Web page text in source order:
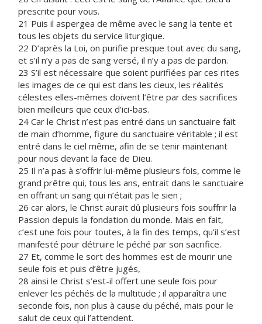
prescrite pour vous.
21 Puis il aspergea de même avec le sang la tente et
tous les objets du service liturgique.
22 D’après la Loi, on purifie presque tout avec du sang,
et s’il n’y a pas de sang versé, il n’y a pas de pardon.
23 S’il est nécessaire que soient purifiées par ces rites
les images de ce qui est dans les cieux, les réalités
célestes elles-mêmes doivent l’être par des sacrifices
bien meilleurs que ceux d’ici-bas.
24 Car le Christ n’est pas entré dans un sanctuaire fait
de main d’homme, figure du sanctuaire véritable ; il est
entré dans le ciel même, afin de se tenir maintenant
pour nous devant la face de Dieu.
25 Il n’a pas à s’offrir lui-même plusieurs fois, comme le
grand prêtre qui, tous les ans, entrait dans le sanctuaire
en offrant un sang qui n’était pas le sien ;
26 car alors, le Christ aurait dû plusieurs fois souffrir la
Passion depuis la fondation du monde. Mais en fait,
c’est une fois pour toutes, à la fin des temps, qu’il s’est
manifesté pour détruire le péché par son sacrifice.
27 Et, comme le sort des hommes est de mourir une
seule fois et puis d’être jugés,
28 ainsi le Christ s’est-il offert une seule fois pour
enlever les péchés de la multitude ; il apparaîtra une
seconde fois, non plus à cause du péché, mais pour le
salut de ceux qui l’attendent.